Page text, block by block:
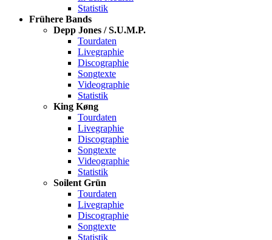
Statistik
Frühere Bands
Depp Jones / S.U.M.P.
Tourdaten
Livegraphie
Discographie
Songtexte
Videographie
Statistik
King Køng
Tourdaten
Livegraphie
Discographie
Songtexte
Videographie
Statistik
Soilent Grün
Tourdaten
Livegraphie
Discographie
Songtexte
Statistik